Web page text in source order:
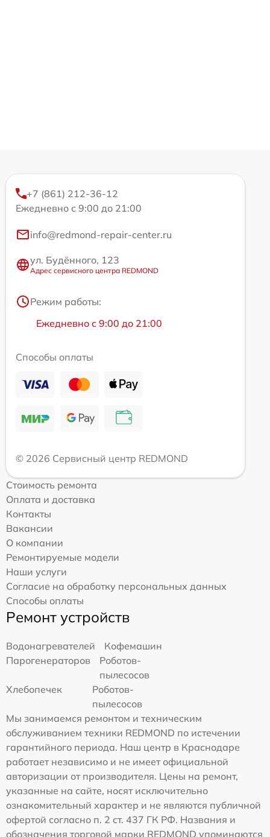
+7 (861) 212-36-12
Ежедневно с 9:00 до 21:00
info@redmond-repair-center.ru
ул. Будённого, 123
Адрес сервисного центра REDMOND
Режим работы:
Ежедневно с 9:00 до 21:00
Способы оплаты
© 2026 Сервисный центр REDMOND
Стоимость ремонта
Оплата и доставка
Контакты
Вакансии
О компании
Ремонтируемые модели
Наши услуги
Согласие на обработку персональных данных
Способы оплаты
Ремонт устройств
Водонагревателей
Кофемашин
Парогенераторов
Роботов-
пылесосов
Хлебопечек
Роботов-
пылесосов
Мы занимаемся ремонтом и техническим
обслуживанием техники REDMOND по истечении
гарантийного периода. Наш центр в Краснодаре
работает независимо и не имеет официальной
авторизации от производителя. Цены на ремонт,
указанные на сайте, носят исключительно
ознакомительный характер и не являются публичной
офертой согласно п. 2 ст. 437 ГК РФ. Названия и
обозначения торговой марки REDMOND упоминаются